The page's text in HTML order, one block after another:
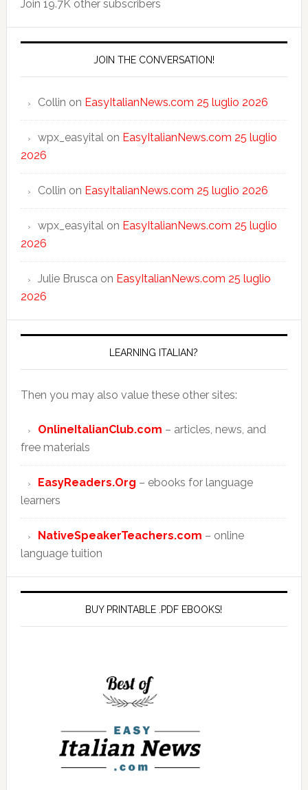
Join 19.7K other subscribers
JOIN THE CONVERSATION!
Collin on EasyItalianNews.com 25 luglio 2026
wpx_easyitalon EasyItalianNews.com 25 luglio
2026
Collin on EasyItalianNews.com 25 luglio 2026
wpx_easyitalon EasyItalianNews.com 25 luglio
2026
Julie Bruscaon EasyItalianNews.com 25 luglio
2026
LEARNING ITALIAN?
Then you may also value these other sites:
OnlineItalianClub.com – articles, news, and
free materials
EasyReaders.Org – ebooks for language
learners
NativeSpeakerTeachers.com – online
language tuition
BUY PRINTABLE .PDF EBOOKS!